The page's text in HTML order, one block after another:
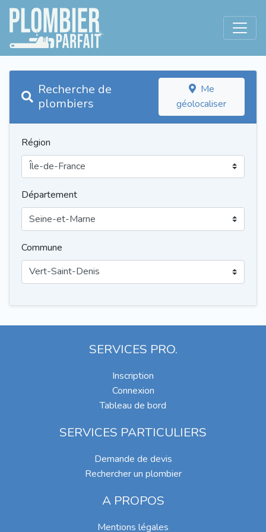
Recherche de
plombiers
Me
géolocaliser
Région
Département
Commune
SERVICES PRO.
Inscription
Connexion
Tableau de bord
SERVICES PARTICULIERS
Demande de devis
Rechercher un plombier
A PROPOS
Mentions légales